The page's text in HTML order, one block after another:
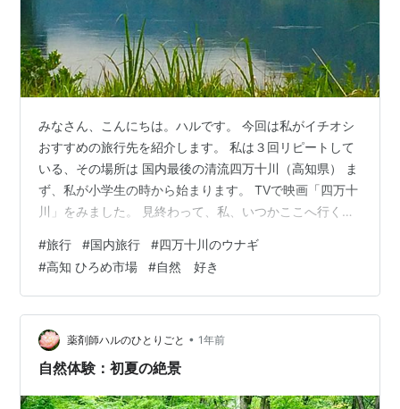
みなさん、こんにちは。ハルです。 今回は私がイチオシ
おすすめの旅行先を紹介します。 私は３回リピートして
いる、その場所は 国内最後の清流四万十川（高知県） ま
ず、私が小学生の時から始まります。 TVで映画「四万十
川」をみました。 見終わって、私、いつかここへ行く、
えていませんし、 何がきっかけでそう思ったのか覚えて
いません。 ちなみにこの映画、のちのちスタッフを調べ
てみたら あの三池崇史監督が助監督していました。 三池
作品大好きなのですごく驚きました。 時はすぎ、２０代
後半。 社会人になってからなかなか旅行に行けない日々
が続いていましたが あ…
#旅行 #国内旅行 #四万十川のウナギ
#高知 ひろめ市場 #自然 好き
薬剤師ハルのひとりごと • 1年前
自然体験：初夏の絶景